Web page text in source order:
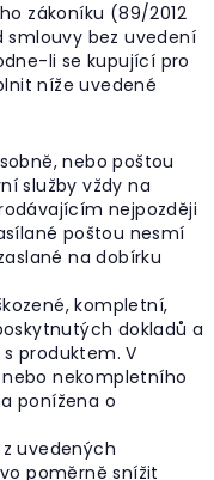
zákoníku (89/2012
bez uvedení
li se kupující pro
níže uvedené
nebo poštou
služby vždy na
nejpozději
poštou nesmí
na dobírku
kompletní,
dokladů a
produktem. V
nekompletního
ponížena o
uvedených
poměrně snížit